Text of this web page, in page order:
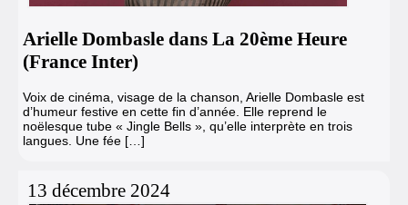
Arielle Dombasle dans La 20ème Heure
(France Inter)
Voix de cinéma, visage de la chanson, Arielle Dombasle est
d’humeur festive en cette fin d’année. Elle reprend le
noëlesque tube « Jingle Bells », qu’elle interprète en trois
langues. Une fée […]
13 décembre 2024